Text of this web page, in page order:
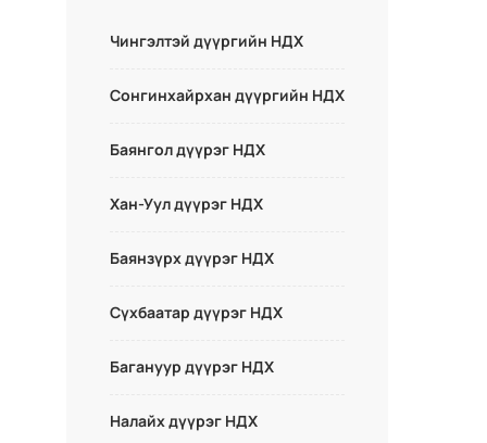
Чингэлтэй дүүргийн НДХ
Сонгинхайрхан дүүргийн НДХ
Баянгол дүүрэг НДХ
Хан-Уул дүүрэг НДХ
Баянзүрх дүүрэг НДХ
Сүхбаатар дүүрэг НДХ
Багануур дүүрэг НДХ
Налайх дүүрэг НДХ